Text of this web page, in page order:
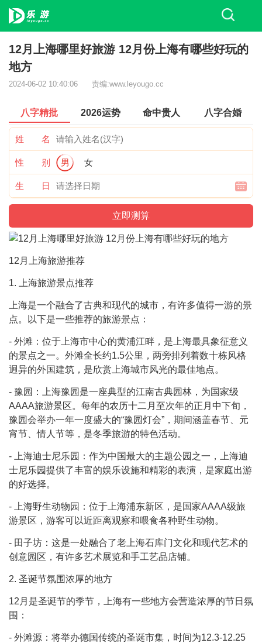
12月上海哪里好旅游 12月份上海有哪些好玩的
地方
2024-06-02 10:40:06 责编:www.leyougo.cc
八字精批 2026运势 命中贵人 八字合婚
姓 名
性 别 男 女
生 日
12月上海旅游推荐
1. 上海旅游景点推荐
上海是一个融合了古典和现代的城市，有许多值得一游的景
点。以下是一些推荐的旅游景点：
- 外滩：位于上海市中心的黄浦江畔，是上海最具象征意义
的景点之一。外滩全长约1.5公里，两旁排列着数十栋风格
迥异的外国建筑，是欣赏上海城市风光的最佳地点。
- 豫园：上海豫园是一座典型的江南古典园林，为国家级
AAAA旅游景区。每年的农历十二月至次年的正月中下旬，
豫园会举办一年一度盛大的“豫园灯会”，期间涵盖春节、元
宵节、情人节等，是冬季旅游的特色活动。
- 上海迪士尼乐园：作为中国最大的主题公园之一，上海迪
士尼乐园提供了丰富的娱乐设施和精彩的表演，是家庭出游
的好选择。
- 上海野生动物园：位于上海浦东新区，是国家AAAA级旅
游景区，游客可以近距离观察和喂食各种野生动物。
- 田子坊：这是一处融合了老上海石库门文化和现代艺术的
创意园区，有许多艺术展览和手工艺品店铺。
2. 圣诞节氛围浓厚的地方
12月是圣诞节的季节，上海有一些地方会营造浓厚的节日氛
围：
- 外滩源：将举办德国传统的圣诞市集，时间为12.3-12.25